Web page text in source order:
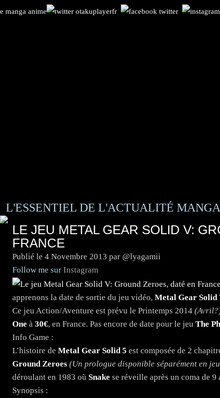
L'ESSENTIEL DE L'ACTUALITÉ
LE JEU METAL GEAR SOLID V:
FRANCE
Publié le 4 Novembre 2013 par @lyagamii
Follow me sur Instagram
apprenons la date de sortie du jeu vidéo, Metal Gear Solid
Ce jeu Action/Aventure est prévu le Printemps 2014
One à 30€, en France. Pas encore de date pour le jeu The
Info Game :
L’histoire de Metal Gear Solid 5 est composée de 2
Ground Zeroes (Un prologue disponible séparément en
déroulant en 1983 où Snake se réveille après un coma de 9
Synopsis :